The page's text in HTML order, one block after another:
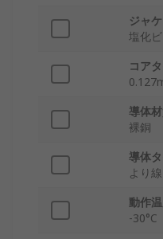
ジャ
塩化
コア
導体
裸銅
導体
より線
動作
-30°C